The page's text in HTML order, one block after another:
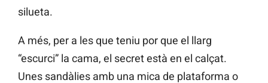
silueta.
A més, per a les que teniu por que el llarg
“escurci” la cama, el secret està en el calçat.
Unes sandàlies amb una mica de plataforma o